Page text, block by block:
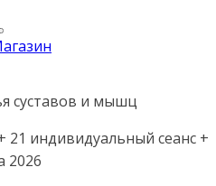
суставов и мышц
21 индивидуальный сеанс +
2026